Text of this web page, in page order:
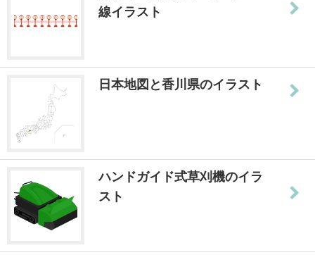
線イラスト
日本地図と香川県のイラスト
ハンドガイド式草刈機のイラ
スト